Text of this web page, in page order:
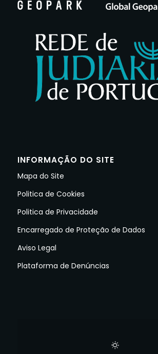
INFORMAÇÃO DO SITE
Mapa do Site
Politica de Cookies
Politica de Privacidade
Encarregado de Proteção de Dados
Aviso Legal
Plataforma de Denúncias